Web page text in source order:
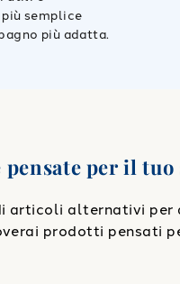
semplice
più adatta.
per il
articoli alternativi per
prodotti pensati